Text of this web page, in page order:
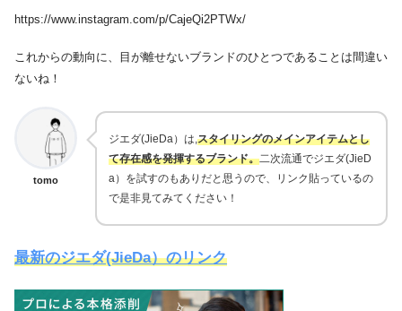
https://www.instagram.com/p/CajeQi2PTWx/
これからの動向に、目が離せないブランドのひとつであることは間違い
ないね！
tomo
ジエダ(JieDa）は,スタイリングのメインアイテムとし
て存在感を発揮するブランド。二次流通でジエダ(JieD
a）を試すのもありだと思うので、リンク貼っているの
で是非見てみてください！
最新のジエダ(JieDa）のリンク